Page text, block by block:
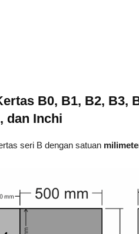
B0, B1, B2, B3,
dan Inchi
seri B dengan satuan